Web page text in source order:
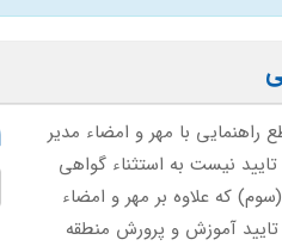
راهنمایی با مهر و امضاء مدیر
نیست به استثناء گواهی
که علاوه بر مهر و امضاء
تایید آموزش و پرورش منطقه